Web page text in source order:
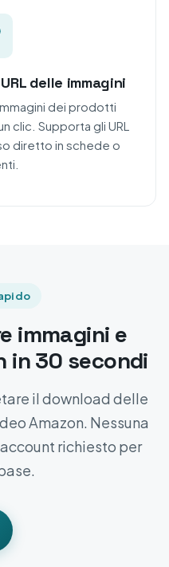
delle immagini
dei prodotti
clic. Supporta gli URL
diretto in schede o
immagini e
in 30 secondi
il download delle
Amazon. Nessuna
richiesto per